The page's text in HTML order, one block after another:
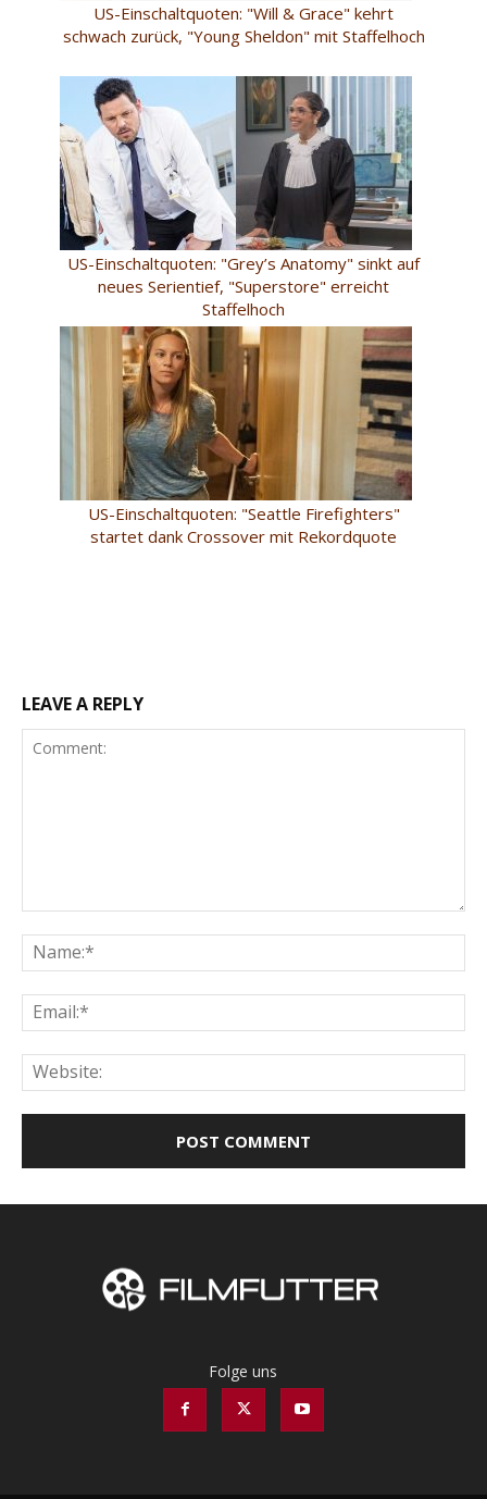
US-Einschaltquoten: "Will & Grace" kehrt
schwach zurück, "Young Sheldon" mit Staffelhoch
US-Einschaltquoten: "Grey’s Anatomy" sinkt auf
neues Serientief, "Superstore" erreicht
Staffelhoch
US-Einschaltquoten: "Seattle Firefighters"
startet dank Crossover mit Rekordquote
LEAVE A REPLY
Folge uns